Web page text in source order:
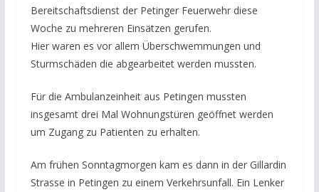
Bereitschaftsdienst der Petinger Feuerwehr diese
Woche zu mehreren Einsätzen gerufen.
Hier waren es vor allem Überschwemmungen und
Sturmschäden die abgearbeitet werden mussten.
Für die Ambulanzeinheit aus Petingen mussten
insgesamt drei Mal Wohnungstüren geöffnet werden
um Zugang zu Patienten zu erhalten.
Am frühen Sonntagmorgen kam es dann in der Gillardin
Strasse in Petingen zu einem Verkehrsunfall. Ein Lenker